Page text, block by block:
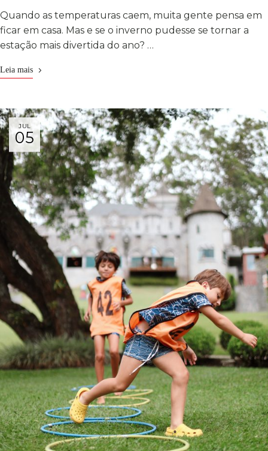
Quando as temperaturas caem, muita gente pensa em
ficar em casa. Mas e se o inverno pudesse se tornar a
estação mais divertida do ano? …
Leia mais
JUL
05